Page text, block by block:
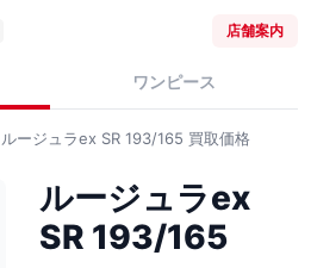
店舗案内
ワンピース
ルージュラex SR 193/165 買取価格
ルージュラex
SR 193/165